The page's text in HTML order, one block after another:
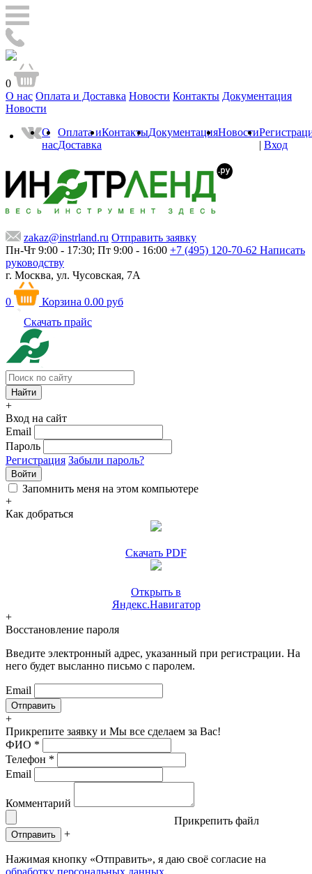
0
О нас Оплата и Доставка Новости Контакты Документация
Новости
О
нас
Оплата и
Доставка
КонтактыДокументацияНовости
| Вход
zakaz@instrland.ru Отправить заявку
Пн-Чт 9:00 - 17:30; Пт 9:00 - 16:00 +7 (495) 120-70-62 Написать
руководству
г. Москва, ул. Чусовская, 7А
0 Корзина 0.00 руб
Скачать прайс
+
Вход на сайт
Email
Пароль
Регистрация Забыли пароль?
Войти
Запомнить меня на этом компьютере
+
Как добраться
Скачать PDF
Открыть в
Яндекс.Навигатор
+
Восстановление пароля
Введите электронный адрес, указанный при регистрации. На
него будет высланно письмо с паролем.
Email
+
Прикрепите заявку и Мы все сделаем за Вас!
ФИО *
Телефон *
Email
Комментарий
Прикрепить файл
Отправить +
Нажимая кнопку «Отправить», я даю своё согласие на
обработку персональных данных.